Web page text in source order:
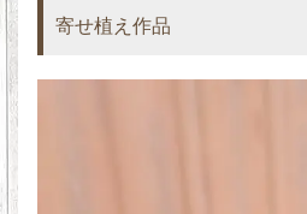
寄せ植え作品